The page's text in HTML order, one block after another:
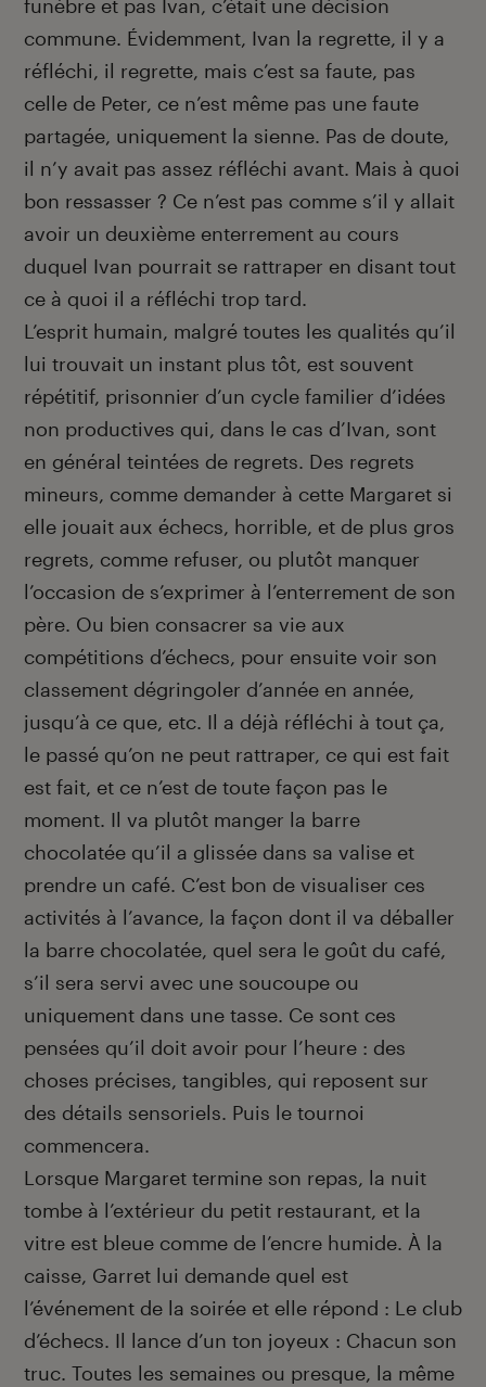
funèbre et pas Ivan, c’était une décision
commune. Évidemment, Ivan la regrette, il y a
réfléchi, il regrette, mais c’est sa faute, pas
celle de Peter, ce n’est même pas une faute
partagée, unique­ment la sienne. Pas de doute,
il n’y avait pas assez réfléchi avant. Mais à quoi
bon ressasser ? Ce n’est pas comme s’il y allait
avoir un deuxième enterrement au cours
duquel Ivan pourrait se rattraper en disant tout
ce à quoi il a réfléchi trop tard.
L’esprit humain, malgré toutes les qualités qu’il
lui trouvait un instant plus tôt, est souvent
répétitif, prison­nier d’un cycle familier d’idées
non productives qui, dans le cas d’Ivan, sont
en général teintées de regrets. Des regrets
mineurs, comme demander à cette Margaret si
elle jouait aux échecs, horrible, et de plus gros
regrets, comme refuser, ou plutôt manquer
l’occasion de s’exprimer à l’enterrement de son
père. Ou bien consacrer sa vie aux
compétitions d’échecs, pour ensuite voir son
classement dégringoler d’année en année,
jusqu’à ce que, etc. Il a déjà réfléchi à tout ça,
le passé qu’on ne peut rattraper, ce qui est fait
est fait, et ce n’est de toute façon pas le
moment. Il va plutôt manger la barre
chocolatée qu’il a glissée dans sa valise et
prendre un café. C’est bon de visualiser ces
activités à l’avance, la façon dont il va déballer
la barre chocolatée, quel sera le goût du café,
s’il sera servi avec une soucoupe ou
uniquement dans une tasse. Ce sont ces
pensées qu’il doit avoir pour l’heure : des
choses précises, tangibles, qui reposent sur
des détails sensoriels. Puis le tournoi
commencera.
Lorsque Margaret termine son repas, la nuit
tombe à l’extérieur du petit restaurant, et la
vitre est bleue comme de l’encre humide. À la
caisse, Garret lui demande quel est
l’événement de la soirée et elle répond : Le club
d’échecs. Il lance d’un ton joyeux : Chacun son
truc. Toutes les semaines ou presque, la même